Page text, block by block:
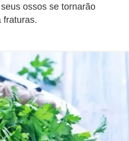
ossos se tornarão
fraturas.